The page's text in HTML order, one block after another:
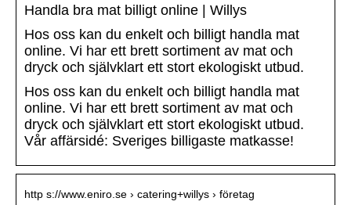
Handla bra mat billigt online | Willys
Hos oss kan du enkelt och billigt handla mat
online. Vi har ett brett sortiment av mat och
dryck och självklart ett stort ekologiskt utbud.
Hos oss kan du enkelt och billigt handla mat
online. Vi har ett brett sortiment av mat och
dryck och självklart ett stort ekologiskt utbud.
Vår affärsidé: Sveriges billigaste matkasse!
http s://www.eniro.se › catering+willys › företag